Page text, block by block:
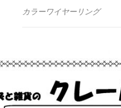
カラーワイヤーリング